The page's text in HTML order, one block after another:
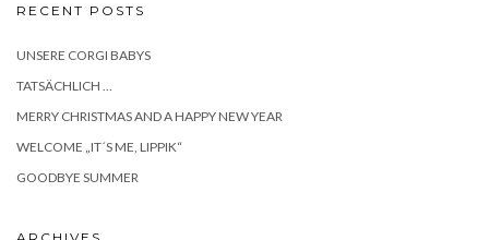
RECENT POSTS
UNSERE CORGI BABYS
TATSÄCHLICH …
MERRY CHRISTMAS AND A HAPPY NEW YEAR
WELCOME „IT´S ME, LIPPIK“
GOODBYE SUMMER
ARCHIVES